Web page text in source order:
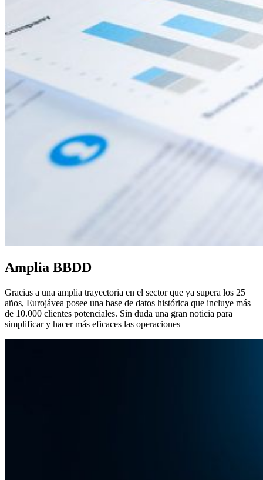
Amplia BBDD
Gracias a una amplia trayectoria en el sector que ya supera los 25
años, Eurojávea posee una base de datos histórica que incluye más
de 10.000 clientes potenciales. Sin duda una gran noticia para
simplificar y hacer más eficaces las operaciones